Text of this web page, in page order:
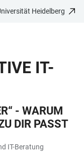
Heidelberg
IT-
- WARUM
DIR PASST
IT-Beratung